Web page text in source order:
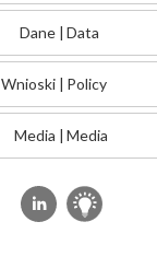
Dane | Data
Wnioski | Policy
Media | Media